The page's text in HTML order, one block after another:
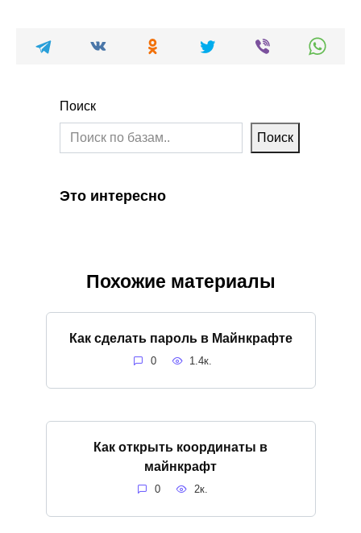
Поиск
Поиск
Это интересно
Похожие материалы
Как сделать пароль в Майнкрафте
0 1.4к.
Как открыть координаты в
майнкрафт
0 2к.